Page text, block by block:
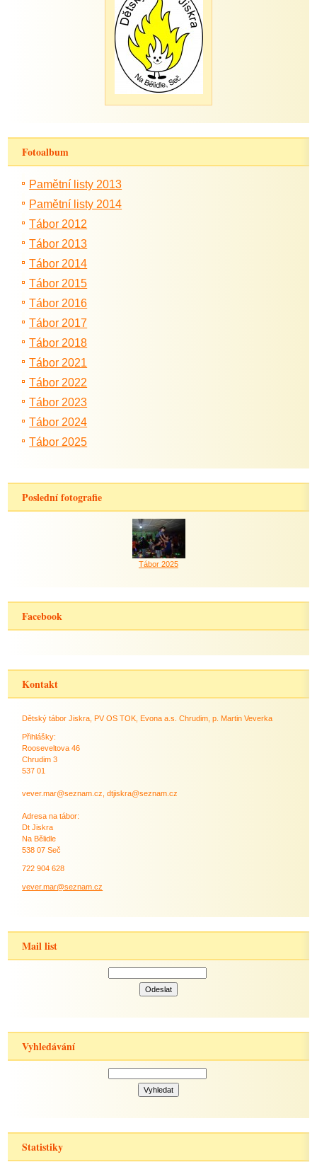
Fotoalbum
Pamětní listy 2013
Pamětní listy 2014
Tábor 2012
Tábor 2013
Tábor 2014
Tábor 2015
Tábor 2016
Tábor 2017
Tábor 2018
Tábor 2021
Tábor 2022
Tábor 2023
Tábor 2024
Tábor 2025
Poslední fotografie
Tábor 2025
Facebook
Kontakt
Dětský tábor Jiskra, PV OS TOK, Evona a.s. Chrudim, p. Martin Veverka
Přihlášky:
Rooseveltova 46
Chrudim 3
537 01
vever.mar@seznam.cz, dtjiskra@seznam.cz
Adresa na tábor:
Dt Jiskra
Na Bělidle
538 07 Seč
722 904 628
vever.mar@seznam.cz
Mail list
Vyhledávání
Statistiky